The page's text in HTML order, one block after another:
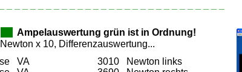
Ampelauswertung grün ist in Ordnung!
x 10, Differenzauswertung...
VA 3010 Newton links